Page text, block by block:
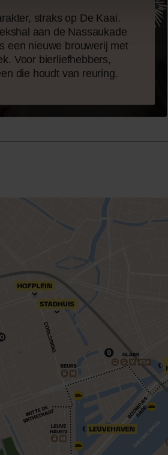
straks op De Kaai.
aan de Nassaukade
een nieuwe brouwerij met
Voor bierliefhebbers,
die houdt van reuring.